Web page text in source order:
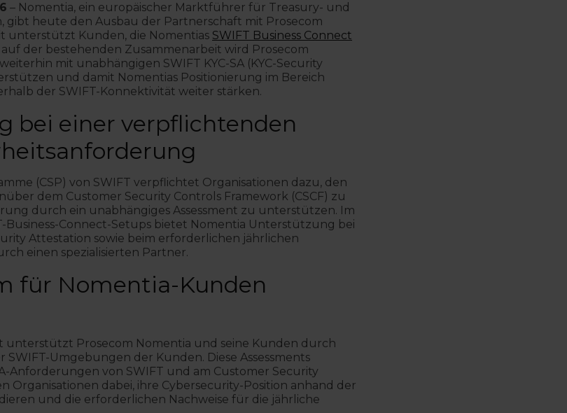
– Nomentia, ein europäischer Marktführer für Treasury- und
gibt heute den Ausbau der Partnerschaft mit Prosecom
unterstützt Kunden, die Nomentias SWIFT Business Connect
der bestehenden Zusammenarbeit wird Prosecom
mit unabhängigen SWIFT KYC-SA (KYC-Security
und damit Nomentias Positionierung im Bereich
der SWIFT-Konnektivität weiter stärken.
bei einer verpflichtenden
(CSP) von SWIFT verpflichtet Organisationen dazu, den
dem Customer Security Controls Framework (CSCF) zu
durch ein unabhängiges Assessment zu unterstützen. Im
Business-Connect-Setups bietet Nomentia Unterstützung bei
Attestation sowie beim erforderlichen jährlichen
einen spezialisierten Partner.
für Nomentia-Kunden
unterstützt Prosecom Nomentia und seine Kunden durch
SWIFT-Umgebungen der Kunden. Diese Assessments
Anforderungen von SWIFT und am Customer Security
Organisationen dabei, ihre Cybersecurity-Position anhand der
und die erforderlichen Nachweise für die jährliche